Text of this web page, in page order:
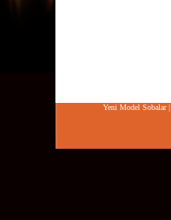
Yeni Model Sobalar|